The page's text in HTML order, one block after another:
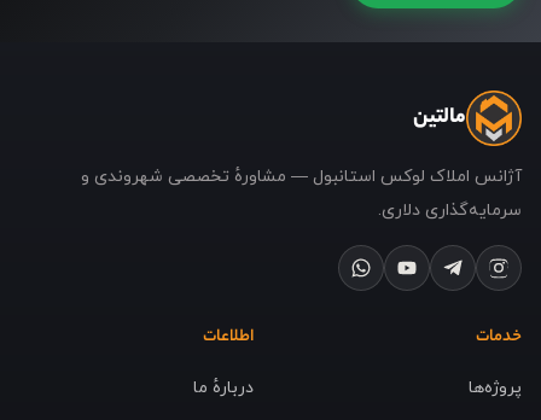
مالتین
آژانس املاک لوکس استانبول — مشاورهٔ تخصصی شهروندی و
سرمایه‌گذاری دلاری.
خدمات
پروژه‌ها
اطلاعات
دربارهٔ ما